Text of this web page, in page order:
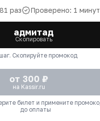
раз Проверено: 1
адмитад
Скопировать
Скопируйте промокод
от 300 ₽
на Kassir.ru
билет и примените
до оплаты